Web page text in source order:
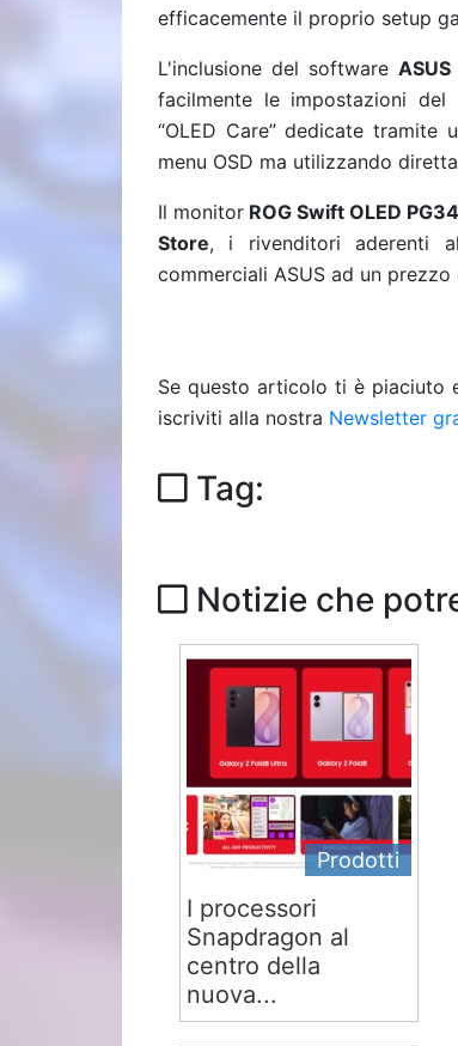
efficacemente il proprio setup
L'inclusione del software
facilmente le impostazioni
“OLED Care” dedicate
menu OSD ma utilizzando
Il monitor ROG Swift OLED
Store, i rivenditori aderenti
commerciali ASUS ad un
Se questo articolo ti è piaciuto
iscriviti alla nostra Newsletter
Tag:
Notizie che
Prodotti
I processori
Snapdragon al
centro della
nuova...